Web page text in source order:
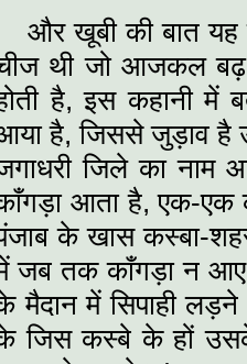
और खूबी की बात
थी जो आजकल
है, इस कहानी में
है, जिससे जुड़ाव है
जिले का नाम
आता है, एक-एक
के खास कस्‍बा-
जब तक काँगड़ा न आए
मैदान में सिपाही लड़ने
जिस कस्‍बे के हों